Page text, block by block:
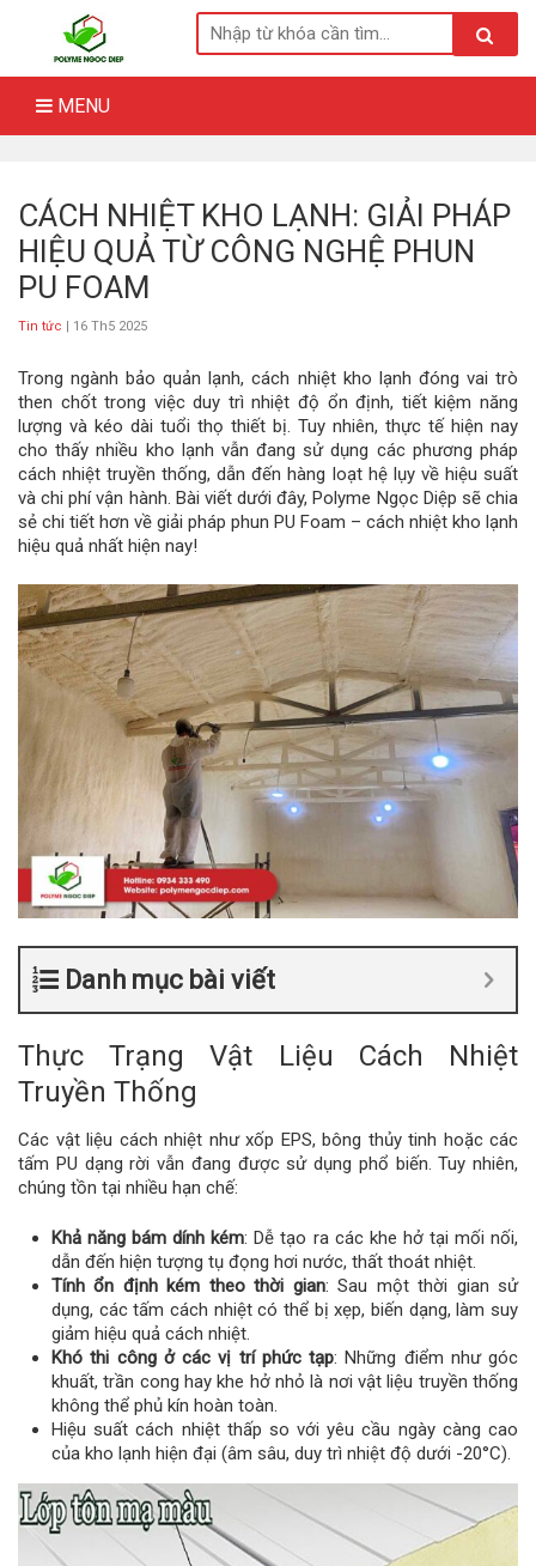
content
MENU
CÁCH NHIỆT KHO LẠNH: GIẢI PHÁP
HIỆU QUẢ TỪ CÔNG NGHỆ PHUN
PU FOAM
Tin tức | 16 Th5 2025
Trong ngành bảo quản lạnh, cách nhiệt kho lạnh đóng vai trò
then chốt trong việc duy trì nhiệt độ ổn định, tiết kiệm năng
lượng và kéo dài tuổi thọ thiết bị. Tuy nhiên, thực tế hiện nay
cho thấy nhiều kho lạnh vẫn đang sử dụng các phương pháp
cách nhiệt truyền thống, dẫn đến hàng loạt hệ lụy về hiệu suất
và chi phí vận hành. Bài viết dưới đây, Polyme Ngọc Diệp sẽ chia
sẻ chi tiết hơn về giải pháp phun PU Foam – cách nhiệt kho lạnh
hiệu quả nhất hiện nay!
Danh mục bài viết
Thực Trạng Vật Liệu Cách Nhiệt
Truyền Thống
Các vật liệu cách nhiệt như xốp EPS, bông thủy tinh hoặc các
tấm PU dạng rời vẫn đang được sử dụng phổ biến. Tuy nhiên,
chúng tồn tại nhiều hạn chế:
Khả năng bám dính kém: Dễ tạo ra các khe hở tại mối nối,
dẫn đến hiện tượng tụ đọng hơi nước, thất thoát nhiệt.
Tính ổn định kém theo thời gian: Sau một thời gian sử
dụng, các tấm cách nhiệt có thể bị xẹp, biến dạng, làm suy
giảm hiệu quả cách nhiệt.
Khó thi công ở các vị trí phức tạp: Những điểm như góc
khuất, trần cong hay khe hở nhỏ là nơi vật liệu truyền thống
không thể phủ kín hoàn toàn.
Hiệu suất cách nhiệt thấp so với yêu cầu ngày càng cao
của kho lạnh hiện đại (âm sâu, duy trì nhiệt độ dưới -20°C).